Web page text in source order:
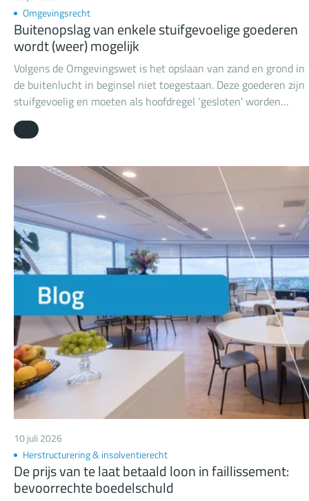
Omgevingsrecht
Buitenopslag van enkele stuifgevoelige goederen
wordt (weer) mogelijk
Volgens de Omgevingswet is het opslaan van zand en grond in
de buitenlucht in beginsel niet toegestaan. Deze goederen zijn
stuifgevoelig en moeten als hoofdregel ‘gesloten’ worden
opgeslagen. Hierop, en op dezelfde regels voor de buitenopslag
van schroot, is veel kritiek gekomen vanuit het bedrijfsleven.
10 juli 2026
Herstructurering & insolventierecht
De prijs van te laat betaald loon in faillissement:
bevoorrechte boedelschuld